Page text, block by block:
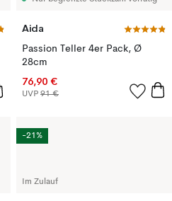
Aida
Passion Teller 4er Pack, Ø
28cm
76,90 €
UVP 91 €
Im Zulauf
-21%